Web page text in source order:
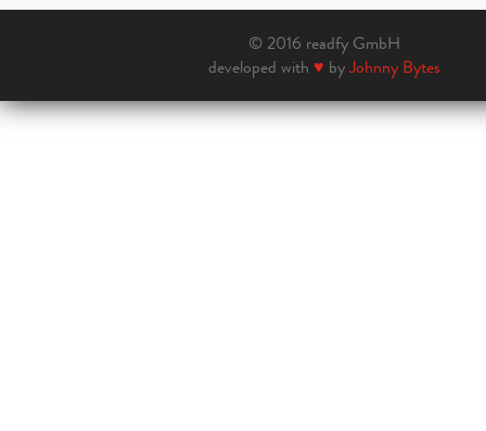
© 2016 readfy GmbH
developed with ♥ byJohnny Bytes